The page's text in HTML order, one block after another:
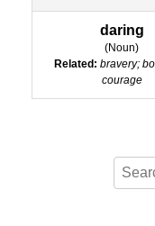
daring
(Noun)
Related: bravery;
courage